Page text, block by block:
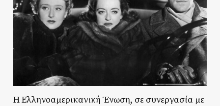
Η Ελληνοαμερικανική Ένωση, σε συνεργασία με